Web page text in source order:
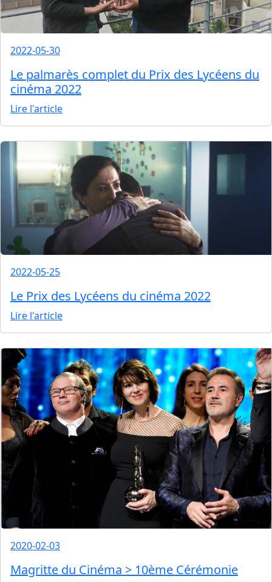
2022-05-30
Le palmarès complet du Prix des Lycéens du
cinéma 2022
Lire l'article
2022-05-25
Le Prix des Lycéens du cinéma 2022
Lire l'article
2020-02-03
Magritte du Cinéma > 10ème Cérémonie